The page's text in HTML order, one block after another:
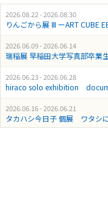
2026.08.22 - 2026.08.30
りんごから展 Ⅲ ーART CUBE
2026.06.09 - 2026.06.14
瑞稲展 早稲田大学写真部卒業
2026.06.23 - 2026.06.28
hiraco solo exhibition
2026.06.16 - 2026.06.21
タカハシ今日子 個展 ワタシ